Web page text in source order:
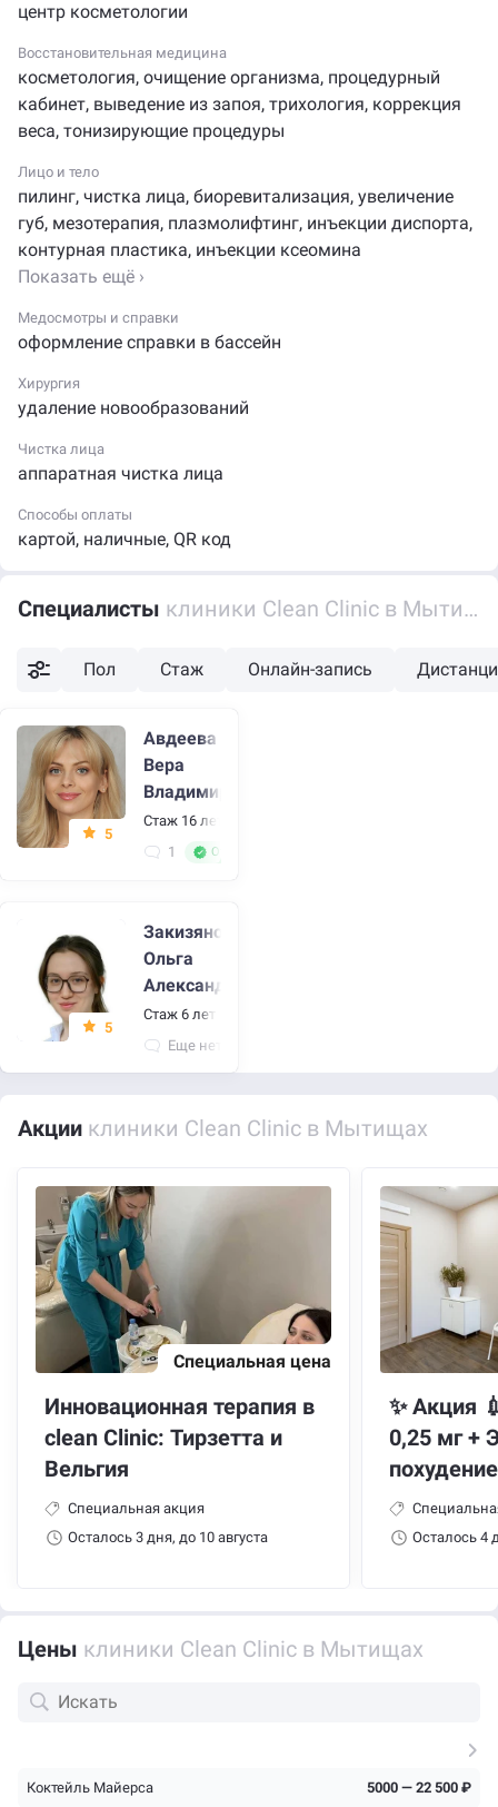
В рамках комплексного подхода здесь есть
обследование, а также очищение организма.
Не забывайте, каждый визит к врачу — значительный
вклад в «банк» вашего здорового будущего!
Главное богатство любой клиники — это врачи,
работающие в ней. А что что лучше расскажет об их
компетенции, чем рекомендации клиентов?
Посетители Zoon.ru (а это реальные пациенты
клиники) особенно хвалят работу
Авдеевой. Средний рейтинг этих специалистов
больше 4,5!
Организация располагается по адресу: Россия,
Московская область, Мытищи, Лётная улица,
21 (рядом со станцией метро Медведково). Узнать
подробности вы можете по телефону +7 (901) 256-67-
открыты Пн-пт: 08:00 - 20:00; сб-вс: 09:00 - 19:00.
центр косметологии
Восстановительная медицина
косметология, очищение организма, процедурный
кабинет, выведение из запоя, трихология, коррекция
веса, тонизирующие процедуры
Лицо и тело
пилинг, чистка лица, биоревитализация, увеличение
губ, мезотерапия, плазмолифтинг, инъекции диспорта,
контурная пластика, инъекции ксеомина
Показать ещё ›
Медосмотры и справки
оформление справки в бассейн
Хирургия
удаление новообразований
Чистка лица
аппаратная чистка лица
Способы оплаты
картой, наличные, QR код
Специалисты клиники Clean Clinic в Мытищах
Пол Стаж Онлайн-запись
5
Авдеева
Вера
Владимировна
Стаж 16 лет
1
Отличный специалист
5
Закизянова
Ольга
Александровна
Стаж 6 лет
Еще нет отзывов
Акции клиники Clean Clinic в Мытищах
Специальная цена
Инновационная терапия в
clean Clinic: Тирзетта и
Вельгия
Специальная акция
Осталось 3 дня, до 10 августа
✨ Акция
0,25 мг +
Осталось 4
Цены клиники Clean Clinic в Мытищах
Коктейль Майерса 5000 — 22 500 ₽